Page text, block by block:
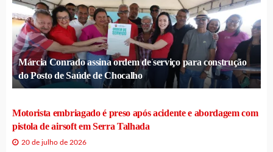
Márcia Conrado assina ordem de serviço para construção
do Posto de Saúde de Chocalho
Motorista embriagado é preso após acidente e abordagem com
pistola de airsoft em Serra Talhada
20 de julho de 2026